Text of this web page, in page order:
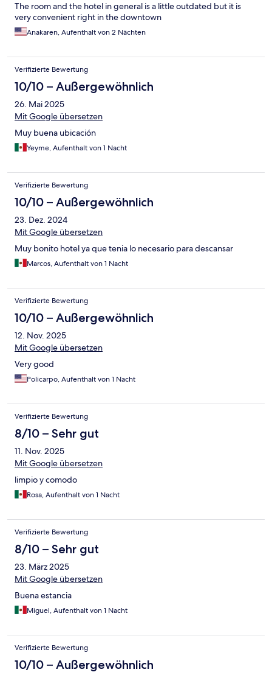
The room and the hotel in general is a little outdated but it is
very convenient right in the downtown
Anakaren, Aufenthalt von 2 Nächten
Verifizierte Bewertung
10/10 – Außergewöhnlich
26. Mai 2025
Mit Google übersetzen
Muy buena ubicación
Yeyme, Aufenthalt von 1 Nacht
Verifizierte Bewertung
10/10 – Außergewöhnlich
23. Dez. 2024
Mit Google übersetzen
Muy bonito hotel ya que tenia lo necesario para descansar
Marcos, Aufenthalt von 1 Nacht
Verifizierte Bewertung
10/10 – Außergewöhnlich
12. Nov. 2025
Mit Google übersetzen
Very good
Policarpo, Aufenthalt von 1 Nacht
Verifizierte Bewertung
8/10 – Sehr gut
11. Nov. 2025
Mit Google übersetzen
limpio y comodo
Rosa, Aufenthalt von 1 Nacht
Verifizierte Bewertung
8/10 – Sehr gut
23. März 2025
Mit Google übersetzen
Buena estancia
Miguel, Aufenthalt von 1 Nacht
Verifizierte Bewertung
10/10 – Außergewöhnlich